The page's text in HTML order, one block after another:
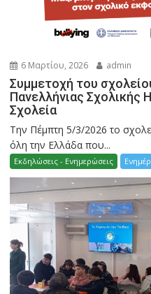
6 Μαρτίου, 2026 admin
Συμμετοχή του
Πανελλήνιας Σχολικής
Σχολεία
Την Πέμπτη 5/3/2026 το
όλη την Ελλάδα που...
Εκδηλώσεις - Ενημερώσεις